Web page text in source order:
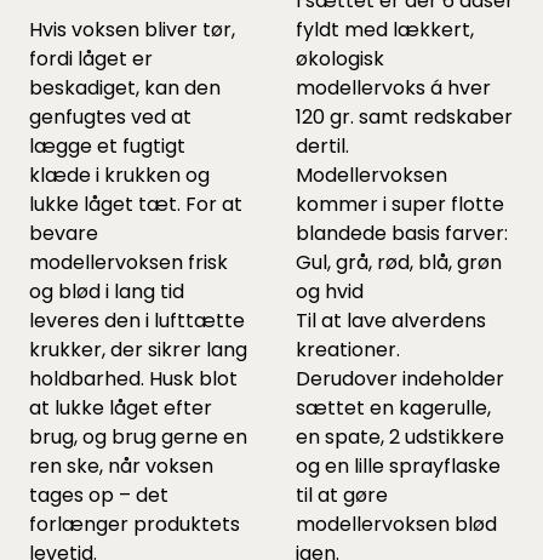
Hvis voksen bliver tør,
fordi låget er
beskadiget, kan den
genfugtes ved at
lægge et fugtigt
klæde i krukken og
lukke låget tæt. For at
bevare
modellervoksen frisk
og blød i lang tid
leveres den i lufttætte
krukker, der sikrer lang
holdbarhed. Husk blot
at lukke låget efter
brug, og brug gerne en
ren ske, når voksen
tages op – det
forlænger produktets
levetid.
fyldt med lækkert,
økologisk
modellervoks á hver
120 gr. samt redskaber
dertil.
Modellervoksen
kommer i super flotte
blandede basis farver:
Gul, grå, rød, blå, grøn
og hvid
Til at lave alverdens
kreationer.
Derudover indeholder
sættet en kagerulle,
en spate, 2 udstikkere
og en lille sprayflaske
til at gøre
modellervoksen blød
igen.